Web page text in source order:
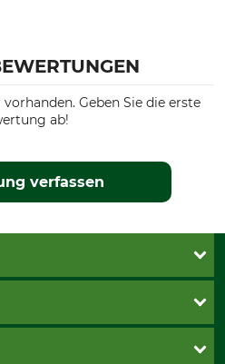
Geben Sie die erste
ab!
verfassen